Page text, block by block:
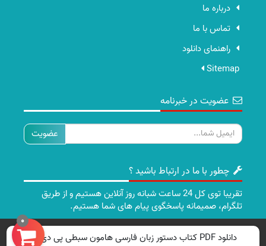
درباره ما
تماس با ما
راهنمای دانلود
Sitemap
عضویت در خبرنامه
ایمیل
چطور با ما در ارتباط باشید ؟
تقریبا توی کل 24 ساعت شبانه روز آنلاین هستیم و از طریق
تلگرام، صمیمانه پاسخگوی پیام های شما هستیم.
تمامی حقوق برای سایت ما محفوظ است.
0
دانلود PDF کتاب دستور زبان فارسی هامون سبطی پی دی اف